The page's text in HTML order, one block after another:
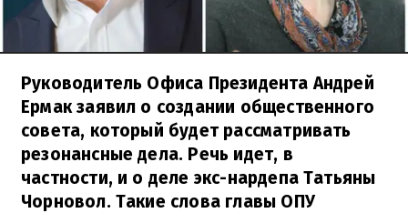
Руководитель Офиса Президента Андрей
Ермак заявил о создании общественного
совета, который будет рассматривать
резонансные дела. Речь идет, в
частности, и о деле экс-нардепа Татьяны
Чорновол. Такие слова главы ОПУ